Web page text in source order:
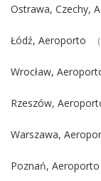
Ostrawa, Czechy,
Łódź, Aeroporto
Wrocław,
Rzeszów,
Warszawa,
Poznań, Aeroporto